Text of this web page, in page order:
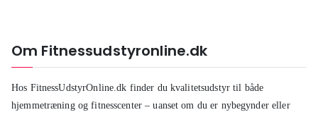
Om Fitnessudstyronline.dk
Hos FitnessUdstyrOnline.dk finder du kvalitetsudstyr til både
hjemmetræning og fitnesscenter – uanset om du er nybegynder eller